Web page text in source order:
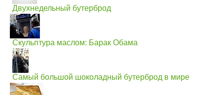
Двухнедельный бутерброд
Скульптура маслом: Барак Обама
Самый большой шоколадный бутерброд в мире